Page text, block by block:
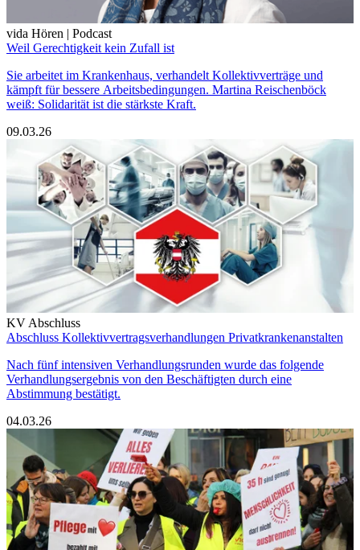
vida Hören | Podcast
Weil Gerechtigkeit kein Zufall ist
Sie arbeitet im Krankenhaus, verhandelt Kollektivverträge und
kämpft für bessere Arbeitsbedingungen. Martina Reischenböck
weiß: Solidarität ist die stärkste Kraft.
09.03.26
KV Abschluss
Abschluss Kollektivvertragsverhandlungen Privatkrankenanstalten
Nach fünf intensiven Verhandlungsrunden wurde das folgende
Verhandlungsergebnis von den Beschäftigten durch eine
Abstimmung bestätigt.
04.03.26